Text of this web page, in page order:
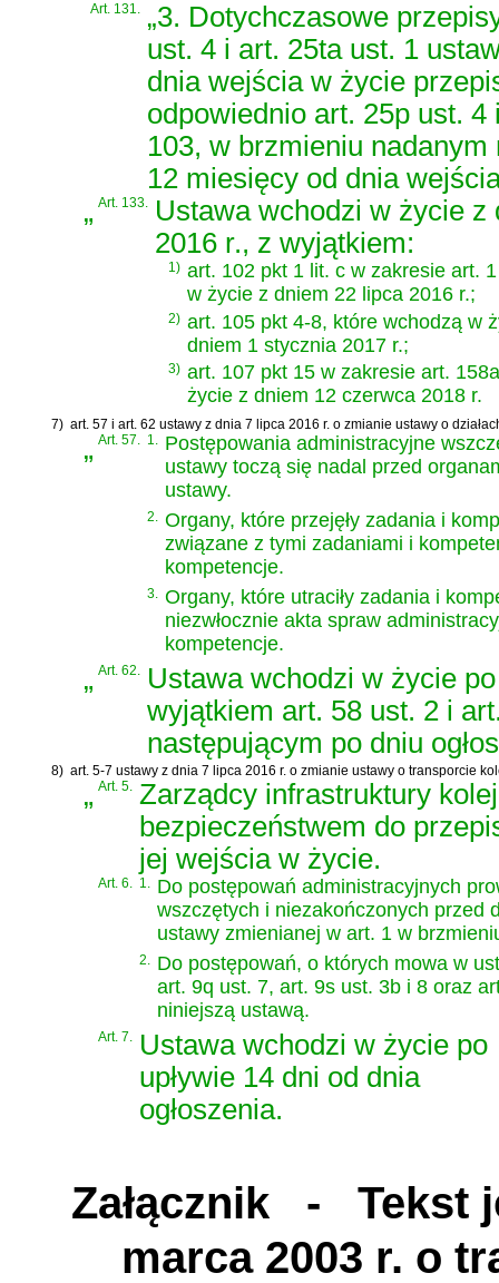
Art. 131. „3. Dotychczasowe
ust. 4 i art. 25ta ust. 1
dnia wejścia w życie
odpowiednio art. 25p ust.
103, w brzmieniu
12 miesięcy od dnia
„Art. 133. Ustawa wchodzi w życie z
2016 r., z wyjątkiem:
1) art. 102 pkt 1 lit. c w zakresie art.
w życie z dniem 22 lipca 2016 r.;
2) art. 105 pkt 4-8, które wchodzą w
dniem 1 stycznia 2017 r.;
3) art. 107 pkt 15 w zakresie art.
życie z dniem 12 czerwca 2018 r.
7) art. 57 i art. 62 ustawy z dnia 7 lipca 2016 r. o zmianie ustawy o
„Art. 57. 1.
Postępowania administracyjne
ustawy toczą się nadal przed
ustawy.
2.
Organy, które przejęły zadania i
związane z tymi zadaniami i
kompetencje.
3.
Organy, które utraciły zadania i
niezwłocznie akta spraw
kompetencje.
„Art. 62.
Ustawa wchodzi w życie
wyjątkiem art. 58 ust. 2 i
następującym po dniu
8) art. 5-7 ustawy z dnia 7 lipca 2016 r. o zmianie ustawy o transporcie
„Art. 5. Zarządcy infrastruktury
bezpieczeństwem do
jej wejścia w życie.
Art. 6. 1. Do postępowań administracyjnych
wszczętych i niezakończonych przed
ustawy zmienianej w art. 1 w
2. Do postępowań, o których mowa w
art. 9q ust. 7, art. 9s ust. 3b i 8 oraz
niniejszą ustawą.
Art. 7. Ustawa wchodzi w życie po
upływie 14 dni od dnia
ogłoszenia.
Załącznik- Tekst
marca 2003 r. o